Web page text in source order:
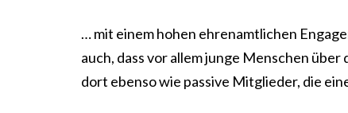
… mit einem hohen ehrenamtlichen
auch, dass vor allem junge Menschen
dort ebenso wie passive Mitglieder, die